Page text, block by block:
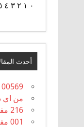
٠ ١ ٢ ٣ ٤ ٥ ٦ ٧ ٨ ٩
أحدث
00569 مفتاح اي دولة
من اي
216 مفتاح اي دولة مع معلومات عنها
001 مفتاح اي دولة مع معلومات عنها